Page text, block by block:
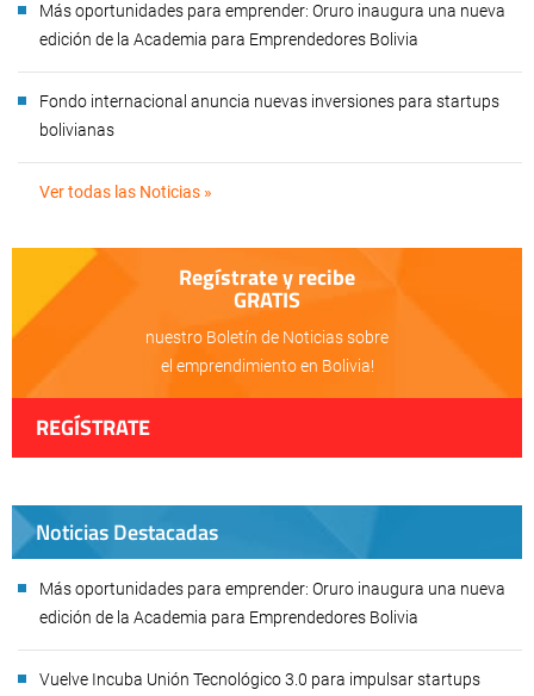
Más oportunidades para emprender: Oruro inaugura una nueva
edición de la Academia para Emprendedores Bolivia
Fondo internacional anuncia nuevas inversiones para startups
bolivianas
Ver todas las Noticias »
Regístrate y recibe
GRATIS
nuestro Boletín de Noticias sobre
el emprendimiento en Bolivia!
REGÍSTRATE
Noticias Destacadas
Más oportunidades para emprender: Oruro inaugura una nueva
edición de la Academia para Emprendedores Bolivia
Vuelve Incuba Unión Tecnológico 3.0 para impulsar startups